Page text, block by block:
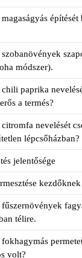
módszer).
paprika
a termés?
nevelését
lépcsőházban?
jelentősége
kezdőknek
télire.
volt?